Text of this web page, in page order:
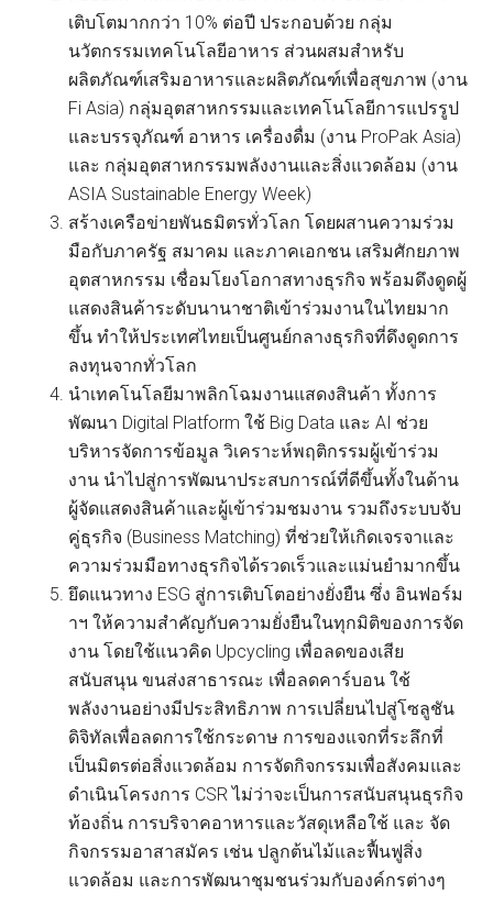
เติบโตมากกว่า 10% ต่อปี ประกอบด้วย กลุ่ม
นวัตกรรมเทคโนโลยีอาหาร ส่วนผสมสำหรับ
ผลิตภัณฑ์เสริมอาหารและผลิตภัณฑ์เพื่อสุขภาพ (งาน
Fi Asia) กลุ่มอุตสาหกรรมและเทคโนโลยีการแปรรูป
และบรรจุภัณฑ์ อาหาร เครื่องดื่ม (งาน ProPak Asia)
และ กลุ่มอุตสาหกรรมพลังงานและสิ่งแวดล้อม (งาน
ASIA Sustainable Energy Week)
สร้างเครือข่ายพันธมิตรทั่วโลก โดยผสานความร่วม
มือกับภาครัฐ สมาคม และภาคเอกชน เสริมศักยภาพ
อุตสาหกรรม เชื่อมโยงโอกาสทางธุรกิจ พร้อมดึงดูดผู้
แสดงสินค้าระดับนานาชาติเข้าร่วมงานในไทยมาก
ขึ้น ทำให้ประเทศไทยเป็นศูนย์กลางธุรกิจที่ดึงดูดการ
ลงทุนจากทั่วโลก
นำเทคโนโลยีมาพลิกโฉมงานแสดงสินค้า ทั้งการ
พัฒนา Digital Platform ใช้ Big Data และ AI ช่วย
บริหารจัดการข้อมูล วิเคราะห์พฤติกรรมผู้เข้าร่วม
งาน นำไปสู่การพัฒนาประสบการณ์ที่ดีขึ้นทั้งในด้าน
ผู้จัดแสดงสินค้าและผู้เข้าร่วมชมงาน รวมถึงระบบจับ
คู่ธุรกิจ (Business Matching) ที่ช่วยให้เกิดเจรจาและ
ความร่วมมือทางธุรกิจได้รวดเร็วและแม่นยำมากขึ้น
ยึดแนวทาง ESG สู่การเติบโตอย่างยั่งยืน ซึ่ง อินฟอร์ม
าฯ ให้ความสำคัญกับความยั่งยืนในทุกมิติของการจัด
งาน โดยใช้แนวคิด Upcycling เพื่อลดของเสีย
สนับสนุน ขนส่งสาธารณะ เพื่อลดคาร์บอน ใช้
พลังงานอย่างมีประสิทธิภาพ การเปลี่ยนไปสู่โซลูชัน
ดิจิทัลเพื่อลดการใช้กระดาษ การของแจกที่ระลึกที่
เป็นมิตรต่อสิ่งแวดล้อม การจัดกิจกรรมเพื่อสังคมและ
ดำเนินโครงการ CSR ไม่ว่าจะเป็นการสนับสนุนธุรกิจ
ท้องถิ่น การบริจาคอาหารและวัสดุเหลือใช้ และ จัด
กิจกรรมอาสาสมัคร เช่น ปลูกต้นไม้และฟื้นฟูสิ่ง
แวดล้อม และการพัฒนาชุมชนร่วมกับองค์กรต่างๆ